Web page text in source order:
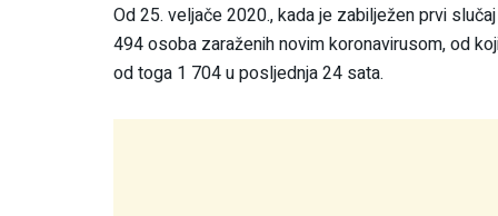
Od 25. veljače 2020., kada je zabilježen prvi
494 osoba zaraženih novim koronavirusom, od
od toga 1 704 u posljednja 24 sata.